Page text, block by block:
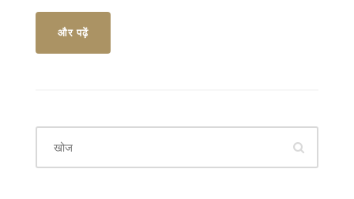
आकर्षण होगा।
और पढ़ें